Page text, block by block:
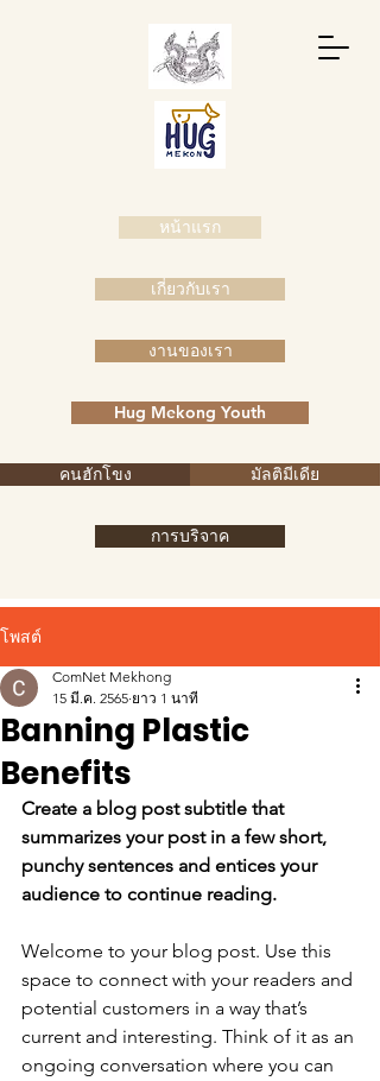
หน้าแรก
เกี่ยวกับเรา
งานของเรา
Hug Mekong Youth
คนฮักโขง มัลติมีเดีย
การบริจาค
โพสต์
Banning Plastic
Benefits
ComNet Mekhong
15 มี.ค. 2565 ยาว 1 นาที
Create a blog post subtitle that
summarizes your post in a few short,
punchy sentences and entices your
audience to continue reading.
Welcome to your blog post. Use this
space to connect with your readers and
potential customers in a way that’s
current and interesting. Think of it as an
ongoing conversation where you can